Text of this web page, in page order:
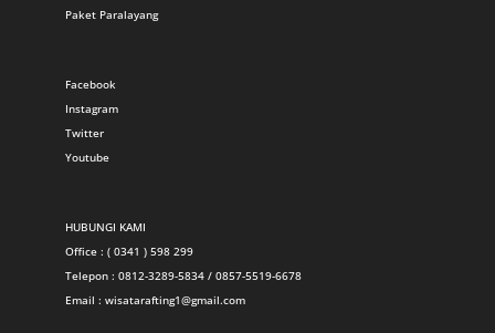
Paket Paralayang
Facebook
Instagram
Twitter
Youtube
HUBUNGI KAMI
Office : ( 0341 ) 598 299
Telepon : 0812-3289-5834 / 0857-5519-6678
Email : wisatarafting1@gmail.com